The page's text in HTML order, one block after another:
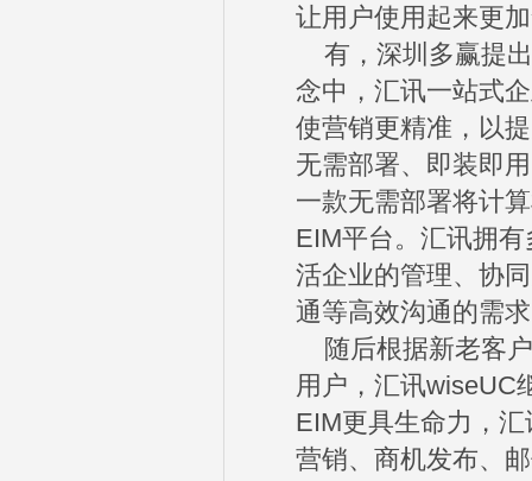
让用户使用起来更
有，深圳多赢提出
念中，汇讯一站式
使营销更精准，以
无需部署、即装即
一款无需部署将计
EIM平台。汇讯拥
活企业的管理、协
通等高效沟通的需
随后根据新老客
用户，汇讯wiseUC
EIM更具生命力，
营销、商机发布、